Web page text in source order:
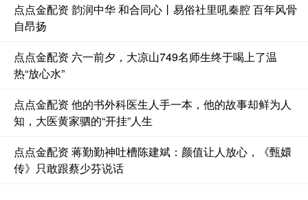
点点金配资 韵润中华 和合同心丨易俗社里吼秦腔 百年风骨
自昂扬
点点金配资 六一前夕，大凉山749名师生终于喝上了温
热“放心水”
点点金配资 他的书外科医生人手一本，他的故事却鲜为人
知，大医黄家驷的“开挂”人生
点点金配资 蒋勤勤神吐槽陈建斌：颜值让人放心，《甄嬛
传》只敢跟蔡少芬说话